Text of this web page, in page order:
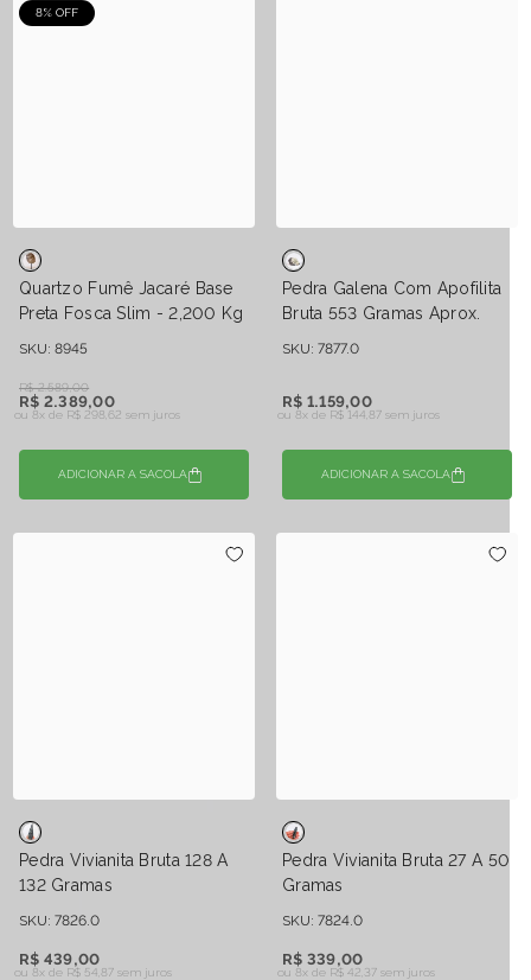
8% OFF
Quartzo Fumê Jacaré Base
Preta Fosca Slim - 2,200 Kg
SKU: 8945
R$ 2.589,00
R$ 2.389,00
ou 8x de R$ 298,62 sem juros
ADICIONAR A SACOLA
Pedra Galena Com Apofilita
Bruta 553 Gramas Aprox.
SKU: 7877.0
R$ 1.159,00
ou 8x de R$ 144,87 sem juros
ADICIONAR A SACOLA
Pedra Vivianita Bruta 128 A
132 Gramas
SKU: 7826.0
R$ 439,00
ou 8x de R$ 54,87 sem juros
Pedra Vivianita Bruta 27 A 50
Gramas
SKU: 7824.0
R$ 339,00
ou 8x de R$ 42,37 sem juros